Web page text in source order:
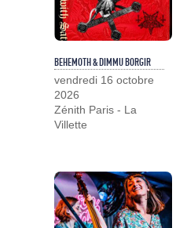
BEHEMOTH & DIMMU BORGIR
vendredi 16 octobre
2026
Zénith Paris - La
Villette